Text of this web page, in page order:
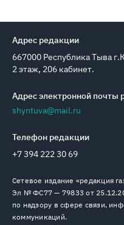
Адрес редакции
667000 Республика Тыва
2 этаж, 206 кабинет.
Адрес электронной почты
shyntuva@mail.ru
Телефон редакции
+7 394 222 30 69
Сетевое издание «редакция
Эл № ФС77 — 79833 от
по надзору в сфере связи,
коммуникаций.